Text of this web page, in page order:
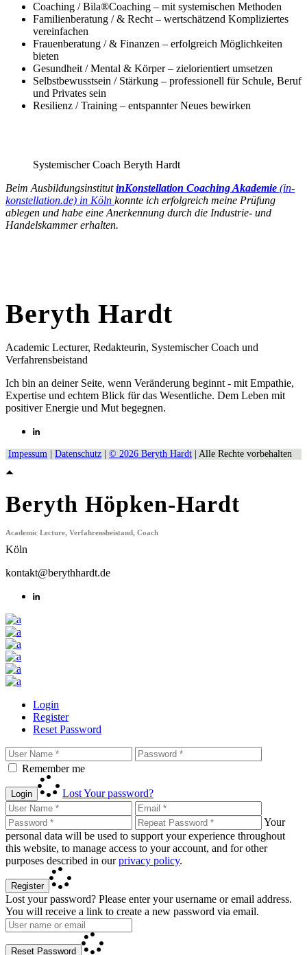
Coaching / Bila®Coaching – mit systemischen Methoden
Familienberatung / & Recht – wertschätzend Kompliziertes
vereinfachen
Frauenberatung / & Finanzen – erfolgreich Möglichkeiten
bieten
Gesundheit / Mental & Körper – zielorientiert umsetzen
Selbstbewusstsein / Stärkung – professionell für Schule, Beruf
und Privates sein
Resilienz / Training – entspannter Neues bewirken
Systemischer Coach Beryth Hardt
Beim AusbildungsinstitutinKonstellation Coaching Akademie (in-
konstellation.de) in Köln konnte ich erfolgreich meine Prüfung
ablegen und habe eine Anerkennung durch die Industrie- und
Handelskammer erhalten.
Beryth Hardt
Academic Lecturer, Redakteurin, Systemischer Coach und
Verfahrensbeistand
Ich bin an deiner Seite, wenn Veränderung beginnt - mit Empathie,
Expertise und echtem Blick für das Wesentliche. Dem Leben mit
positiver Energie und Mut begegnen.
Impessum Datenschutz © 2026 Beryth Hardt | Alle Rechte vorbehalten
Beryth Höpken-Hardt
Academic Lecture, Verfahrensbeistand, Coach
Köln
kontakt@berythhardt.de
Login
Register
Reset Password
Remember me
Login Lost Your password?
Your
personal data will be used to support your experience throughout
this website, to manage access to your account, and for other
purposes described in ourprivacy policy.
Register
Lost your password? Please enter your username or email address.
You will receive a link to create a new password via email.
Reset Password